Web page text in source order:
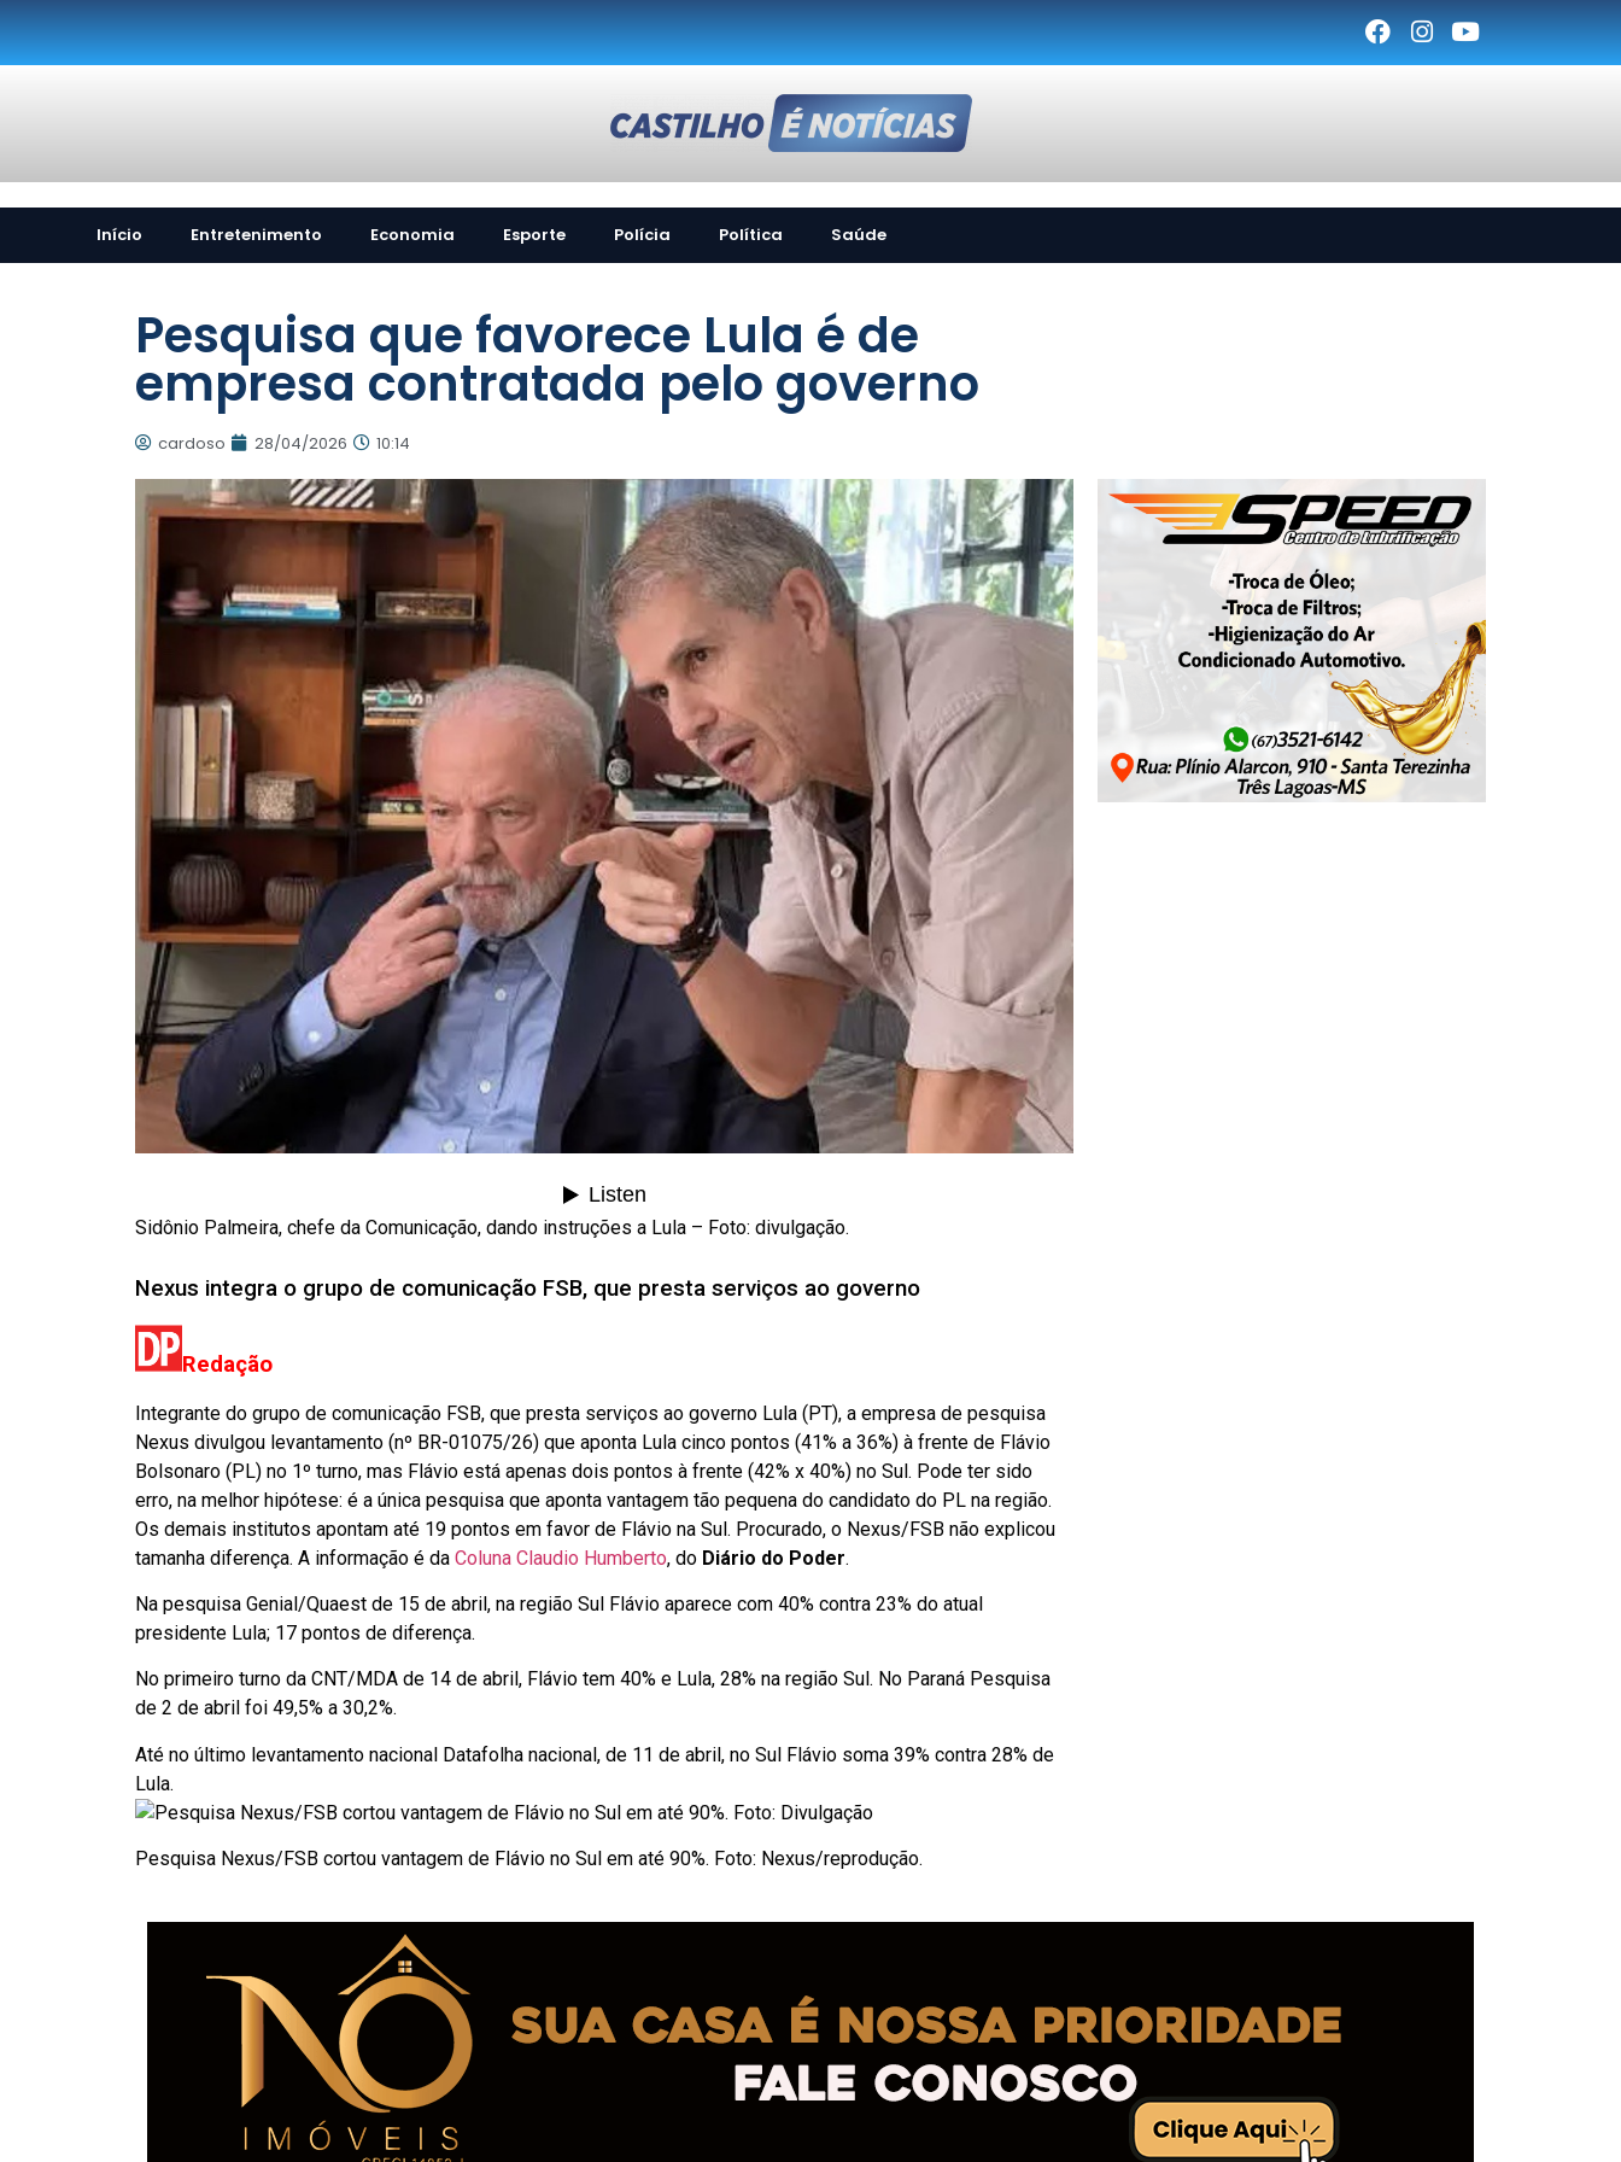
Início Entretenimento Economia Esporte Polícia Política Saúde
Pesquisa que favorece Lula é de
empresa contratada pelo governo
cardoso 28/04/2026 10:14
Sidônio Palmeira, chefe da Comunicação, dando instruções a Lula – Foto: divulgação.
Nexus integra o grupo de comunicação FSB, que presta serviços ao governo
Redação
Integrante do grupo de comunicação FSB, que presta serviços ao governo Lula (PT), a empresa de pesquisa
Nexus divulgou levantamento (nº BR-01075/26) que aponta Lula cinco pontos (41% a 36%) à frente de Flávio
Bolsonaro (PL) no 1º turno, mas Flávio está apenas dois pontos à frente (42% x 40%) no Sul. Pode ter sido
erro, na melhor hipótese: é a única pesquisa que aponta vantagem tão pequena do candidato do PL na região.
Os demais institutos apontam até 19 pontos em favor de Flávio na Sul. Procurado, o Nexus/FSB não explicou
tamanha diferença. A informação é da Coluna Claudio Humberto, do Diário do Poder.
Na pesquisa Genial/Quaest de 15 de abril, na região Sul Flávio aparece com 40% contra 23% do atual
presidente Lula; 17 pontos de diferença.
No primeiro turno da CNT/MDA de 14 de abril, Flávio tem 40% e Lula, 28% na região Sul. No Paraná Pesquisa
de 2 de abril foi 49,5% a 30,2%.
Até no último levantamento nacional Datafolha nacional, de 11 de abril, no Sul Flávio soma 39% contra 28% de
Lula.
Pesquisa Nexus/FSB cortou vantagem de Flávio no Sul em até 90%. Foto: Nexus/reprodução.